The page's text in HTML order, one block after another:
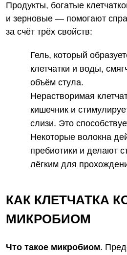
Продукты, богатые
и зерновые — помогают
за счёт трёх свойств:
Гель, который
клетчатки и воды,
объём стула.
Нерастворимая
кишечник и
слизи. Это
Некоторые волокна
пребиотики и делают
лёгким для
КАК КЛЕТЧАТКА
МИКРОБИОМ
Что такое микробиом.